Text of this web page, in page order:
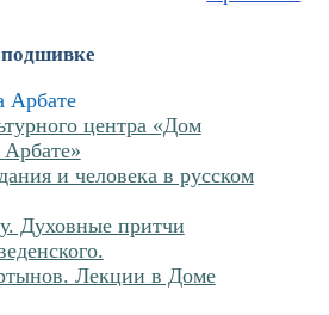
Арбате
центра «Дом
и человека в русском
Духовные притчи
Лекции в Доме